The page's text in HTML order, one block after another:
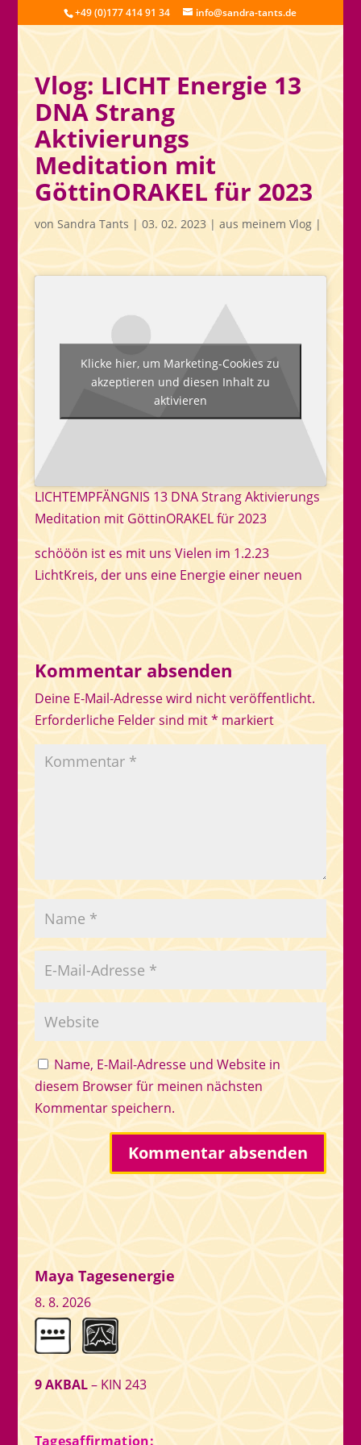
+49 (0)177 414 91 34 info@sandra-tants.de
Vlog: LICHT Energie 13
DNA Strang
Aktivierungs
Meditation mit
GöttinORAKEL für 2023
von Sandra Tants |03. 02. 2023| aus meinem Vlog|
Klicke hier, um Marketing-Cookies zu
akzeptieren und diesen Inhalt zu
aktivieren
LICHTEMPFÄNGNIS 13 DNA Strang Aktivierungs
Meditation mit GöttinORAKEL für 2023
schööön ist es mit uns Vielen im 1.2.23
LichtKreis, der uns eine Energie einer neuen
Kommentar absenden
Deine E-Mail-Adresse wird nicht veröffentlicht.
Erforderliche Felder sind mit* markiert
Name, E-Mail-Adresse und Website in
diesem Browser für meinen nächsten
Kommentar speichern.
Maya Tagesenergie
8. 8. 2026
9 AKBAL– KIN 243
Tagesaffirmation: